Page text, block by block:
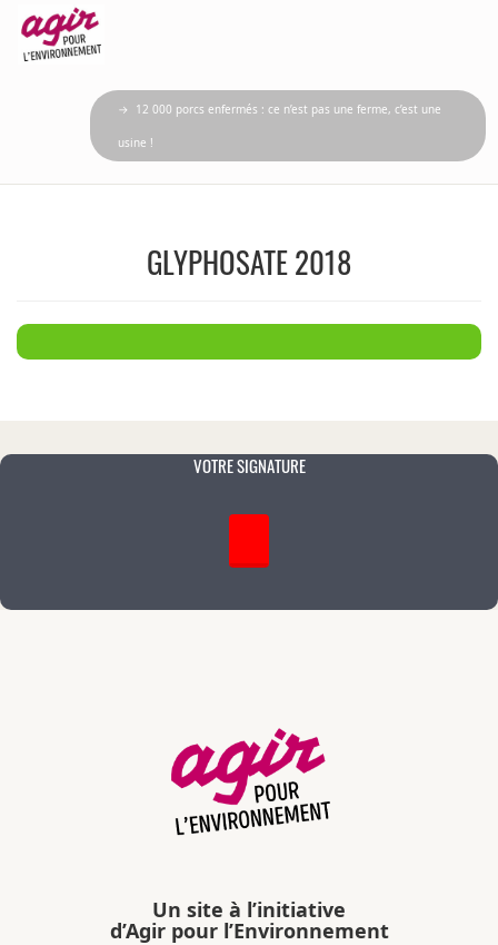
→ 12 000 porcs enfermés : ce n’est pas une ferme, c’est une
usine !
GLYPHOSATE 2018
VOTRE SIGNATURE
Un site à l’initiative
d’Agir pour l’Environnement